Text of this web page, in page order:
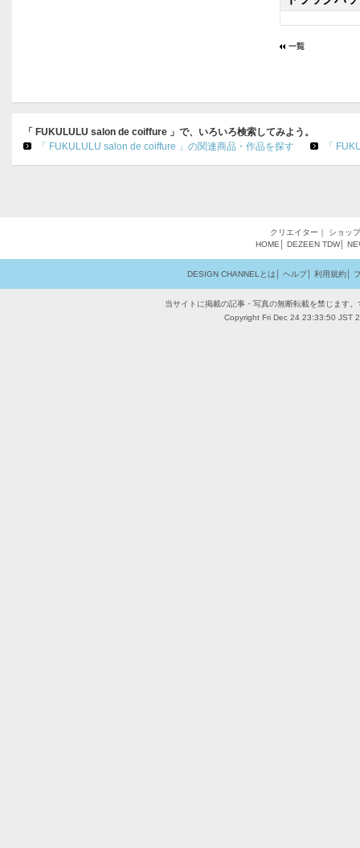
「 FUKULULU salon de coiffure 」で、いろいろ検索してみよう。
「 FUKULULU salon de coiffure 」の関連商品・作品を探す
「
クリエイター ｜ ショップ
HOME
DEZEEN TDW│
DESIGN CHANNELとは ヘルプ│ 利用規約│
当サイトに掲載の記事・写真の無断転載を禁じます
Copyright Fri Dec 24 23:33:50 JST